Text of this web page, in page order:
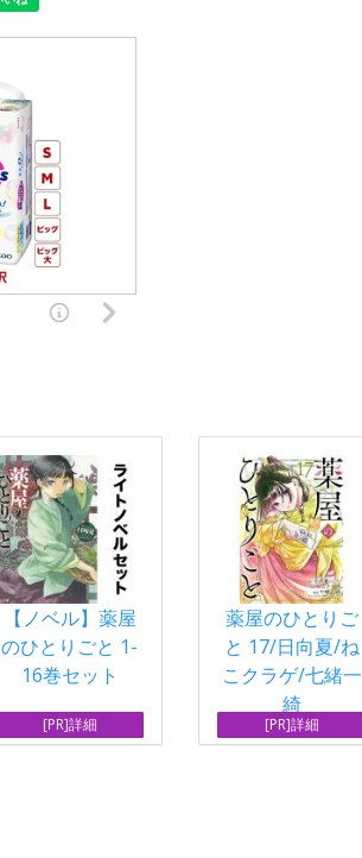
【ノベル】薬屋
のひとりごと 1-
16巻セット
[PR]詳細
薬屋のひとりご
と 17/日向夏/ね
こクラゲ/七緒一
綺
[PR]詳細